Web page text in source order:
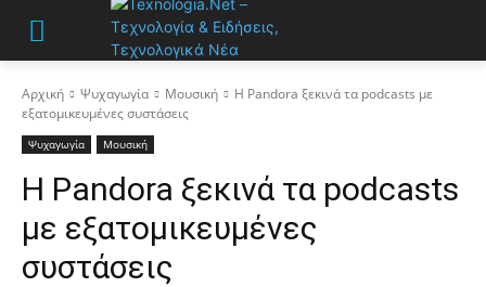
Αρχική Ψυχαγωγία Μουσική
Η Pandora ξεκινά τα podcasts με
εξατομικευμένες συστάσεις
Ψυχαγωγία Μουσική
Η Pandora ξεκινά τα podcasts
με εξατομικευμένες
συστάσεις